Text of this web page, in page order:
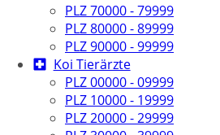
PLZ 70000 - 79999
PLZ 80000 - 89999
PLZ 90000 - 99999
Koi Tierärzte
PLZ 00000 - 09999
PLZ 10000 - 19999
PLZ 20000 - 29999